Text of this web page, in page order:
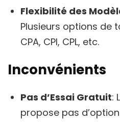
Flexibilité des
Plusieurs options de
CPA, CPI, CPL, etc.
Inconvénients
Pas d’Essai Gratuit:
propose pas